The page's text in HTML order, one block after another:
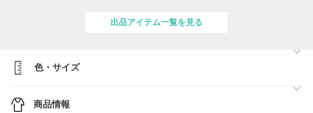
※沖縄・離島送料のご案内※
・ご注文後、販売ブランド在庫切れ・販売ブランド価格変更により、ご
・販売ブランドへ買い付け後の変更・キャンセル対応不可
出品アイテム一覧を見る
色・サイズ
商品情報